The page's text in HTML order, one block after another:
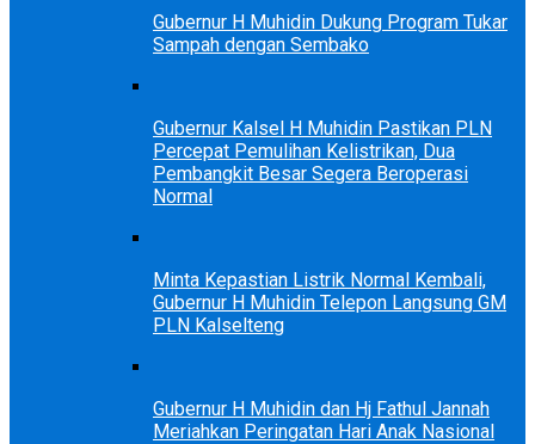
Gubernur H Muhidin Dukung Program Tukar
Sampah dengan Sembako
Gubernur Kalsel H Muhidin Pastikan PLN
Percepat Pemulihan Kelistrikan, Dua
Pembangkit Besar Segera Beroperasi
Normal
Minta Kepastian Listrik Normal Kembali,
Gubernur H Muhidin Telepon Langsung GM
PLN Kalselteng
Gubernur H Muhidin dan Hj Fathul Jannah
Meriahkan Peringatan Hari Anak Nasional